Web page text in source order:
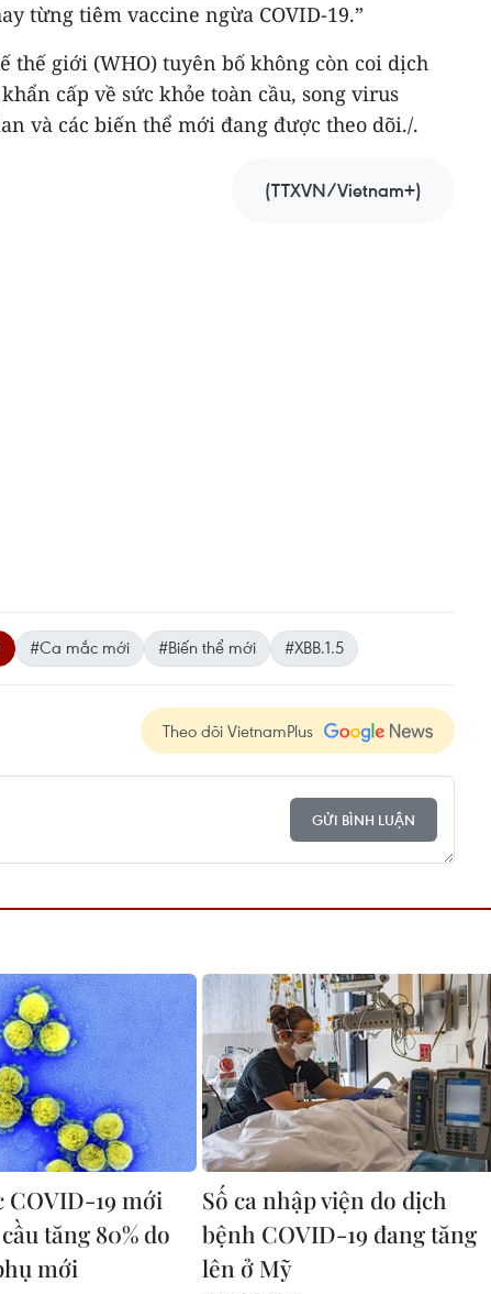
từng tiêm vaccine ngừa COVID-19.”
thế giới (WHO) tuyên bố không còn coi dịch
cấp về sức khỏe toàn cầu, song virus
và các biến thể mới đang được theo dõi./.
(TTXVN/Vietnam+)
#Ca mắc mới #Biến thể mới #XBB.1.5
Theo dõi VietnamPlus
GỬI BÌNH LUẬN
COVID-19 mới
tăng 80% do
mới
Số ca nhập viện do dịch
bệnh COVID-19 đang tăng
lên ở Mỹ